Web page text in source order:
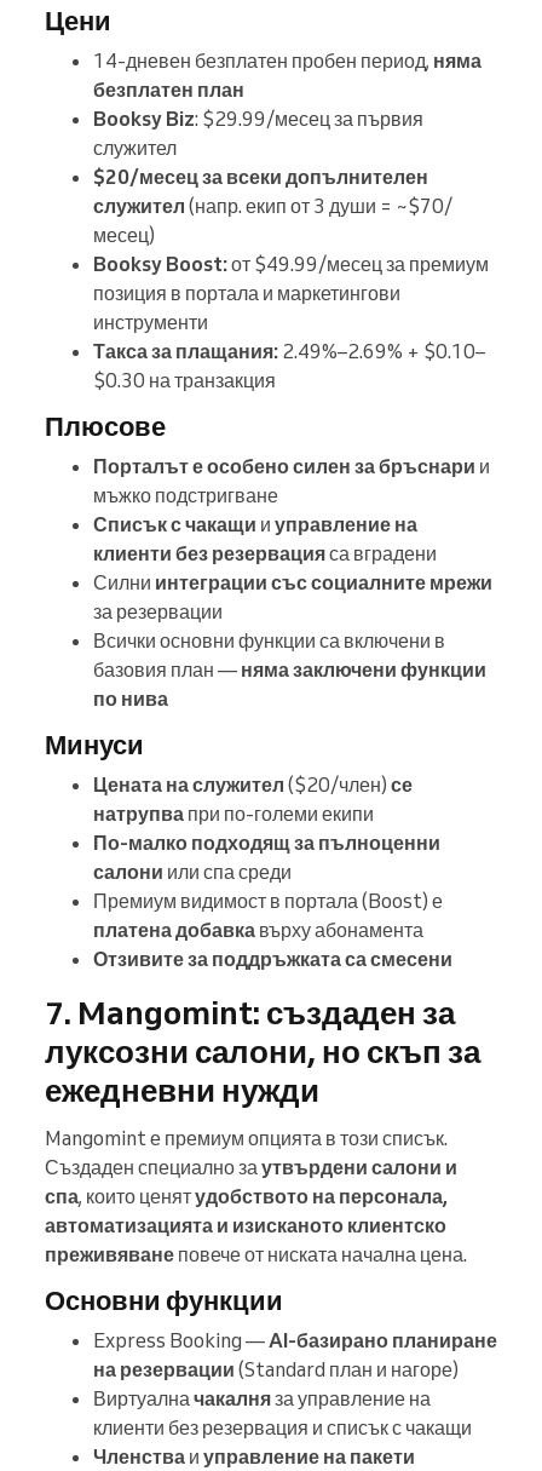
Цени
14-дневен безплатен пробен период, няма
безплатен план
Booksy Biz: $29.99/месец за първия
служител
$20/месец за всеки допълнителен
служител (напр. екип от 3 души = ~$70/
месец)
Booksy Boost:от $49.99/месец за премиум
позиция в портала и маркетингови
инструменти
Такса за плащания: 2.49%–2.69% + $0.10–
$0.30 на транзакция
Плюсове
Порталът е особено силен за бръснари и
мъжко подстригване
Списък с чакащи и управление на
клиенти без резервацияса вградени
Силни интеграции със социалните мрежи
за резервации
Всички основни функции са включени в
базовия план — няма заключени функции
по нива
Минуси
Цената на служител ($20/член) се
натрупва при по-големи екипи
По-малко подходящ за пълноценни
салони или спа среди
Премиум видимост в портала (Boost) е
платена добавка върху абонамента
Отзивите за поддръжката са смесени
7. Mangomint: създаден за
луксозни салони, но скъп за
ежедневни нужди
Mangomint е премиум опцията в този списък.
Създаден специално за утвърдени салони и
спа, които ценятудобството на персонала,
автоматизацията и изисканото клиентско
преживяване повече от ниската начална цена.
Основни функции
Express Booking —AI-базирано планиране
на резервации (Standard план и нагоре)
Виртуална чакалняза управление на
клиенти без резервация и списък с чакащи
Членства и управление на пакети